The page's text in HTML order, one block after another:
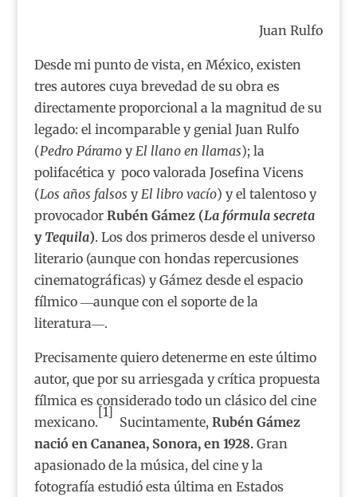
Juan Rulfo
Desde mi punto de vista, en México, existen
tres autores cuya brevedad de su obra es
directamente proporcional a la magnitud de su
legado: el incomparable y genial Juan Rulfo
(Pedro Páramo y El llano en llamas); la
polifacética y poco valorada Josefina Vicens
(Los años falsos y El libro vacío) y el talentoso y
provocador Rubén Gámez (La fórmula secreta
y Tequila). Los dos primeros desde el universo
literario (aunque con hondas repercusiones
cinematográficas) y Gámez desde el espacio
fílmico ―aunque con el soporte de la
literatura­―.
Precisamente quiero detenerme en este último
autor, que por su arriesgada y crítica propuesta
fílmica es considerado todo un clásico del cine
mexicano.
[1]
Sucintamente, Rubén Gámez
nació en Cananea, Sonora, en 1928.Gran
apasionado de la música, del cine y la
fotografía estudió esta última en Estados